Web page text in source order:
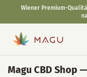
Magu CBD Shop